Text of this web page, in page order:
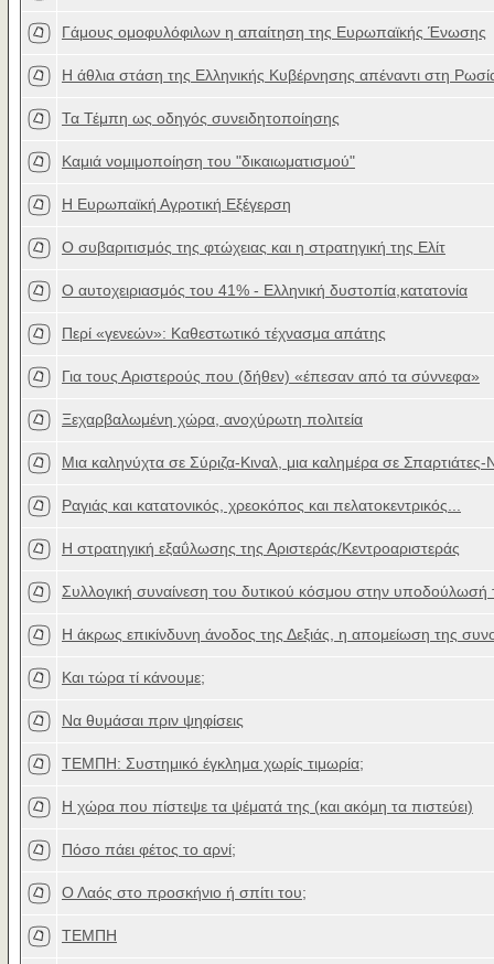
Γάμους ομοφυλόφιλων η απαίτηση της Ευρωπαϊκής Ένωσης
Η άθλια στάση της Ελληνικής Κυβέρνησης απέναντι στη
Τα Τέμπη ως οδηγός συνειδητοποίησης
Καμιά νομιμοποίηση του "δικαιωματισμού"
H Ευρωπαϊκή Αγροτική Εξέγερση
Ο συβαριτισμός της φτώχειας και η στρατηγική της Ελίτ
Ο αυτοχειριασμός του 41% - Ελληνική δυστοπία,κατατονία
Περί «γενεών»: Καθεστωτικό τέχνασμα απάτης
Για τους Αριστερούς που (δήθεν) «έπεσαν από τα σύννεφα»
Ξεχαρβαλωμένη χώρα, ανοχύρωτη πολιτεία
Μια καληνύχτα σε Σύριζα-Κιναλ, μια καλημέρα σε Σπαρτιάτες-
Ραγιάς και κατατονικός, χρεοκόπος και πελατοκεντρικός...
Η στρατηγική εξαΰλωσης της Αριστεράς/Κεντροαριστεράς
Συλλογική συναίνεση του δυτικού κόσμου στην υποδούλωσή
H άκρως επικίνδυνη άνοδος της Δεξιάς, η απομείωση της
Και τώρα τί κάνουμε;
Nα θυμάσαι πριν ψηφίσεις
ΤΕΜΠΗ: Συστημικό έγκλημα χωρίς τιμωρία;
H χώρα που πίστεψε τα ψέματά της (και ακόμη τα πιστεύει)
Πόσο πάει φέτος το αρνί;
Ο Λαός στο προσκήνιο ή σπίτι του;
ΤΕΜΠΗ